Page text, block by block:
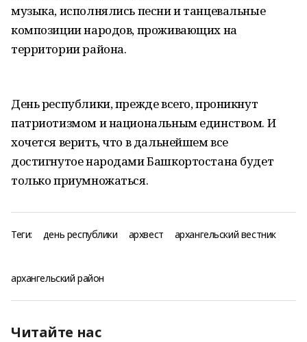
музыка, исполнялись песни и танцевальные
композиции народов, проживающих на
территории района.
День республики, прежде всего, проникнут
патриотизмом и национальным единством. И
хочется верить, что в дальнейшем все
достигнутое народами Башкортостана будет
только приумножаться.
Теги: день республики архвест архангельский вестник
архангельский район
Читайте нас